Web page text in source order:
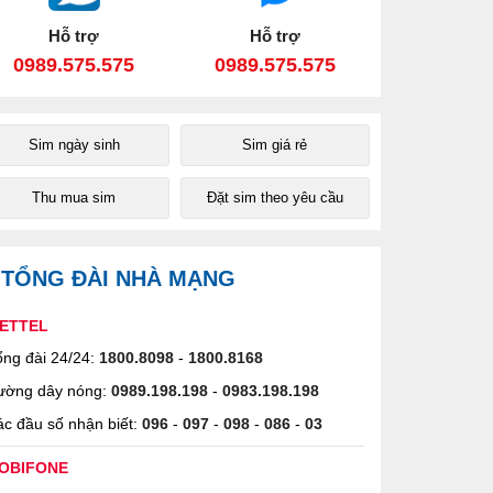
Hỗ trợ
0989.575.575
Hỗ trợ
0989.575.575
Sim ngày sinh Sim giá rẻ
Thu mua sim Đặt sim theo yêu cầu
TỔNG ĐÀI NHÀ MẠNG
đài 24/24: 1800.8098 - 1800.8168
dây nóng: 0989.198.198 - 0983.198.198
đầu số nhận biết: 096 - 097 - 098 - 086 - 03